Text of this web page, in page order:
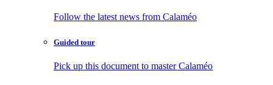
Follow the latest news from Calaméo
Guided tour
Pick up this document to master Calaméo